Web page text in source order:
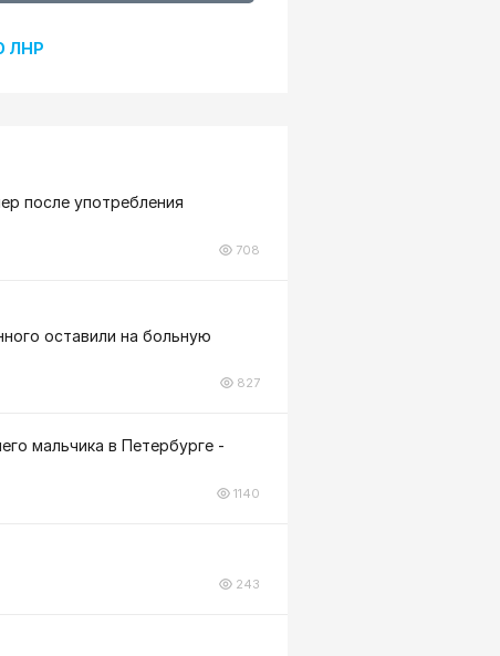
ЛНР
после употребления
708
оставили на больную
827
мальчика в Петербурге -
1140
243